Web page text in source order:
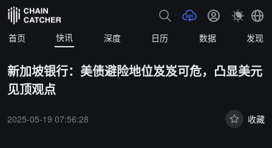
首页 快讯 深度 日历 数据 发现
新加坡银行：美债避险地位岌岌可危，凸显美元
见顶观点
2025-05-19 07:56:28 收藏